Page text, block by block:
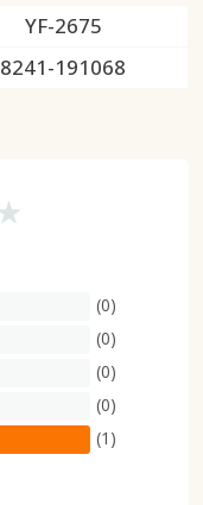
YF-2675
8241-191068
(0)
(0)
(0)
(0)
(1)